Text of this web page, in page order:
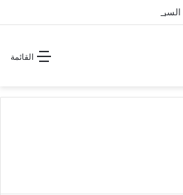
القائمة